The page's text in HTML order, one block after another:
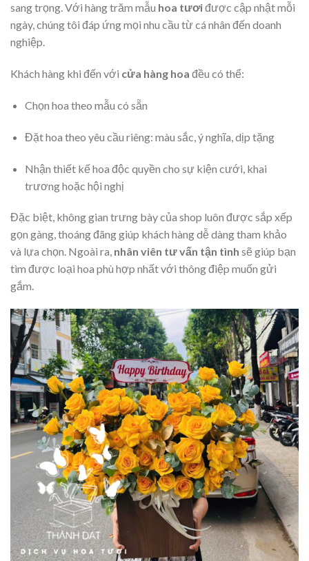
sang trọng. Với hàng trăm mẫu hoa tươiđược cập nhật mỗi
ngày, chúng tôi đáp ứng mọi nhu cầu từ cá nhân đến doanh
nghiệp.
Khách hàng khi đến với cửa hàng hoa đều có thể:
Chọn hoa theo mẫu có sẵn
Đặt hoa theo yêu cầu riêng: màu sắc, ý nghĩa, dịp tặng
Nhận thiết kế hoa độc quyền cho sự kiện cưới, khai
trương hoặc hội nghị
Đặc biệt, không gian trưng bày của shop luôn được sắp xếp
gọn gàng, thoáng đãng giúp khách hàng dễ dàng tham khảo
và lựa chọn. Ngoài ra, nhân viên tư vấn tận tình sẽ giúp bạn
tìm được loại hoa phù hợp nhất với thông điệp muốn gửi
gắm.